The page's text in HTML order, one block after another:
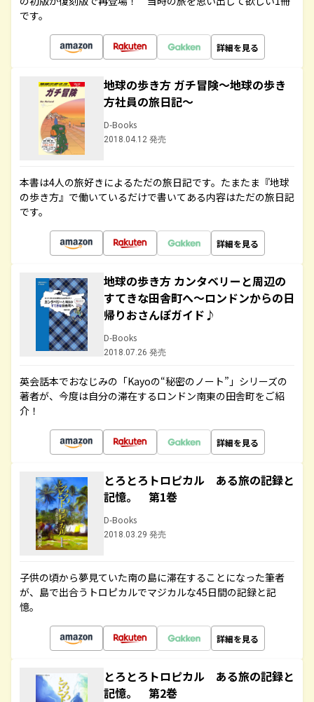
です。
詳細を見る
地球の歩き方 ガチ冒険～地球の歩き
方社員の旅日記～
D-Books
2018.04.12 発売
本書は4人の旅好きによるただの旅日記です。たまたま『地球
の歩き方』で働いているだけで書いてある内容はただの旅日記
です。
詳細を見る
地球の歩き方 カンタベリーと周辺の
すてきな田舎町へ～ロンドンからの日
帰りおさんぽガイド♪
D-Books
2018.07.26 発売
英会話本でおなじみの「Kayoの“秘密のノート”」シリーズの
著者が、今度は自分の滞在するロンドン南東の田舎町をご紹
介！
詳細を見る
とろとろトロピカル ある旅の記録と
記憶。 第1巻
D-Books
2018.03.29 発売
子供の頃から夢見ていた南の島に滞在することになった筆者
が、島で出合うトロピカルでマジカルな45日間の記録と記
憶。
詳細を見る
とろとろトロピカル ある旅の記録と
記憶。 第2巻